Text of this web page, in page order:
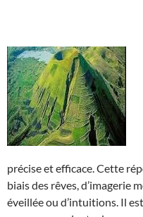
précise et efficace. Cette
biais des rêves, d’imagerie
éveillée ou d’intuitions. Il